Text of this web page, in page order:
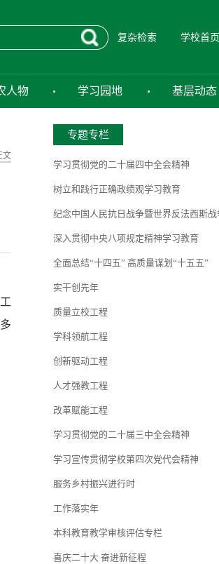
复杂检索 学校首页
人物 学习园地 基层动态
文
专题专栏
学习贯彻党的二十届四中全会精神
树立和践行正确政绩观学习教育
深入贯彻中央八项规定精神学习教育
全面总结“十四五” 高质量谋划“十五五”
实干创先年
质量立校工程
学科领航工程
创新驱动工程
人才强教工程
改革赋能工程
学习贯彻党的二十届三中全会精神
学习宣传贯彻学校第四次党代会精神
服务乡村振兴进行时
工作落实年
本科教育教学审核评估专栏
喜庆二十大 奋进新征程